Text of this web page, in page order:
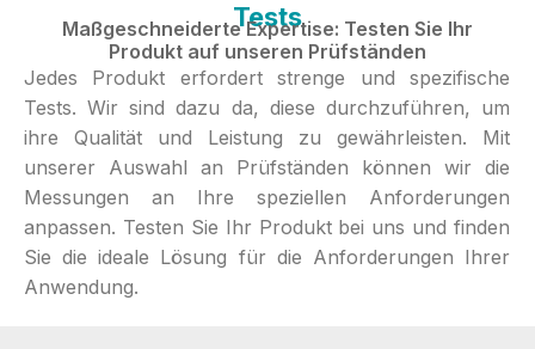
Tests
Maßgeschneiderte Expertise: Testen Sie Ihr
Produkt auf unseren Prüfständen
Jedes Produkt erfordert strenge und spezifische
Tests. Wir sind dazu da, diese durchzuführen, um
ihre Qualität und Leistung zu gewährleisten. Mit
unserer Auswahl an Prüfständen können wir die
Messungen an Ihre speziellen Anforderungen
anpassen. Testen Sie Ihr Produkt bei uns und finden
Sie die ideale Lösung für die Anforderungen Ihrer
Anwendung.